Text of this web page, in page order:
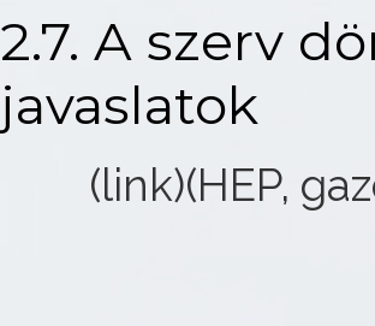
2.7. A szerv
javaslatok
(link)(HEP,